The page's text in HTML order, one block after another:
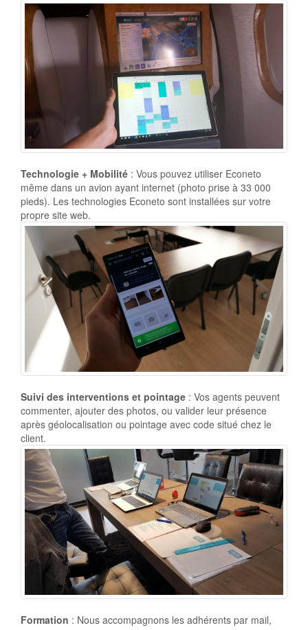
Technologie + Mobilité : Vous pouvez utiliser Econeto
même dans un avion ayant internet (photo prise à 33 000
pieds). Les technologies Econeto sont installées sur votre
propre site web.
Suivi des interventions et pointage : Vos agents peuvent
commenter, ajouter des photos, ou valider leur présence
après géolocalisation ou pointage avec code situé chez le
client.
Formation : Nous accompagnons les adhérents par mail,